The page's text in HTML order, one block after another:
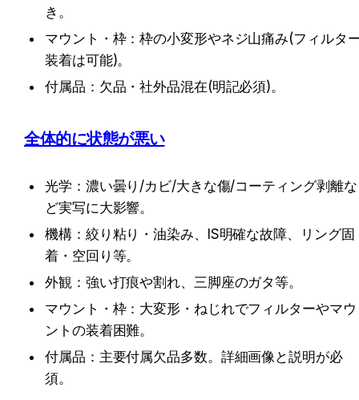
き。
マウント・枠：枠の小変形やネジ山痛み(フィルタ
装着は可能)。
付属品：欠品・社外品混在(明記必須)。
全体的に状態が悪い
光学：濃い曇り/カビ/大きな傷/コーティング剥離な
ど実写に大影響。
機構：絞り粘り・油染み、IS明確な故障、リング固
着・空回り等。
外観：強い打痕や割れ、三脚座のガタ等。
マウント・枠：大変形・ねじれでフィルターやマウ
ントの装着困難。
付属品：主要付属欠品多数。詳細画像と説明が必
須。